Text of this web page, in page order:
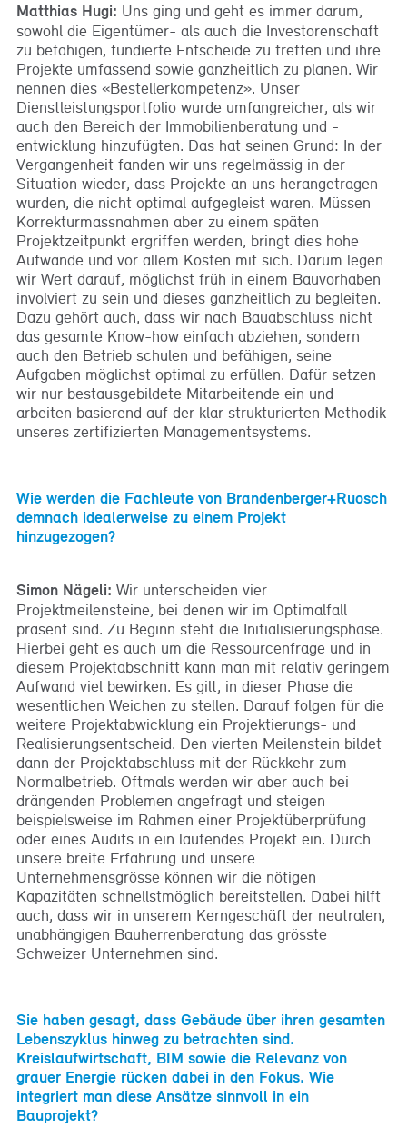
Matthias Hugi: Uns ging und geht es immer darum,
sowohl die Eigentümer- als auch die Investorenschaft
zu befähigen, fundierte Entscheide zu treffen und ihre
Projekte umfassend sowie ganzheitlich zu planen. Wir
nennen dies «Bestellerkompetenz». Unser
Dienstleistungsportfolio wurde umfangreicher, als wir
auch den Bereich der Immobilienberatung und -
entwicklung hinzufügten. Das hat seinen Grund: In der
Vergangenheit fanden wir uns regelmässig in der
Situation wieder, dass Projekte an uns herangetragen
wurden, die nicht optimal aufgegleist waren. Müssen
Korrekturmassnahmen aber zu einem späten
Projektzeitpunkt ergriffen werden, bringt dies hohe
Aufwände und vor allem Kosten mit sich. Darum legen
wir Wert darauf, möglichst früh in einem Bauvorhaben
involviert zu sein und dieses ganzheitlich zu begleiten.
Dazu gehört auch, dass wir nach Bauabschluss nicht
das gesamte Know-how einfach abziehen, sondern
auch den Betrieb schulen und befähigen, seine
Aufgaben möglichst optimal zu erfüllen. Dafür setzen
wir nur bestausgebildete Mitarbeitende ein und
arbeiten basierend auf der klar strukturierten Methodik
unseres zertifizierten Managementsystems.
Wie werden die Fachleute von Brandenberger+Ruosch
demnach idealerweise zu einem Projekt
hinzugezogen?
Simon Nägeli: Wir unterscheiden vier
Projektmeilensteine, bei denen wir im Optimalfall
präsent sind. Zu Beginn steht die Initialisierungsphase.
Hierbei geht es auch um die Ressourcenfrage und in
diesem Projektabschnitt kann man mit relativ geringem
Aufwand viel bewirken. Es gilt, in dieser Phase die
wesentlichen Weichen zu stellen. Darauf folgen für die
weitere Projektabwicklung ein Projektierungs- und
Realisierungsentscheid. Den vierten Meilenstein bildet
dann der Projektabschluss mit der Rückkehr zum
Normalbetrieb. Oftmals werden wir aber auch bei
drängenden Problemen angefragt und steigen
beispielsweise im Rahmen einer Projektüberprüfung
oder eines Audits in ein laufendes Projekt ein. Durch
unsere breite Erfahrung und unsere
Unternehmensgrösse können wir die nötigen
Kapazitäten schnellstmöglich bereitstellen. Dabei hilft
auch, dass wir in unserem Kerngeschäft der neutralen,
unabhängigen Bauherrenberatung das grösste
Schweizer Unternehmen sind.
Sie haben gesagt, dass Gebäude über ihren gesamten
Lebenszyklus hinweg zu betrachten sind.
Kreislaufwirtschaft, BIM sowie die Relevanz von
grauer Energie rücken dabei in den Fokus. Wie
integriert man diese Ansätze sinnvoll in ein
Bauprojekt?